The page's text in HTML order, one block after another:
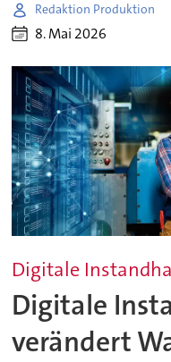
Redaktion Produktion
8. Mai 2026
Digitale
Digitale
verändert